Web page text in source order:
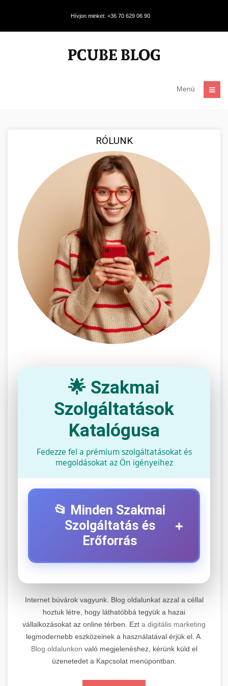
Hívjon minket: +36 70 629 06 90
Menü
RÓLUNK
🌟 Szakmai
Szolgáltatások
Katalógusa
Fedezze fel a prémium szolgáltatásokat és
megoldásokat az Ön igényeihez
📂 Minden Szakmai
Szolgáltatás és
Erőforrás
+
+
Professzionális elektromos roller javítási és
karbantartási szolgáltatások. Szakértő
technikusaink minőségi szervízt nyújtanak
minden jelentős márkához és modellhez.
Szervizközpont Látogatása
📊 2. Online Marketing
Ügynökség
+
Átfogó online marketing szolgáltatások,
beleértve a SEO-t, közösségi média kezelést és
Internet búvárok vagyunk. Blog oldalunkat azzal a céllal
hoztuk létre, hogy láthatóbbá tegyük a hazai
vállalkozásokat az online térben. Ezt a digitális marketing
legmodernebb eszközeinek a használatával érjük el. A
Blog oldalunkon való megjelenéshez, kérünk küld el
üzenetedet a Kapcsolat menüpontban.